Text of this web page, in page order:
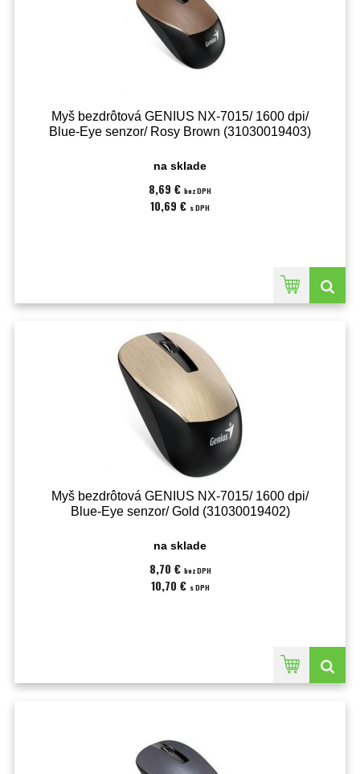
Myš bezdrôtová GENIUS NX-7015/ 1600 dpi/
Blue-Eye senzor/ Rosy Brown (31030019403)
na sklade
8,69 € bez DPH
10,69 € s DPH
Myš bezdrôtová GENIUS NX-7015/ 1600 dpi/
Blue-Eye senzor/ Gold (31030019402)
na sklade
8,70 € bez DPH
10,70 € s DPH